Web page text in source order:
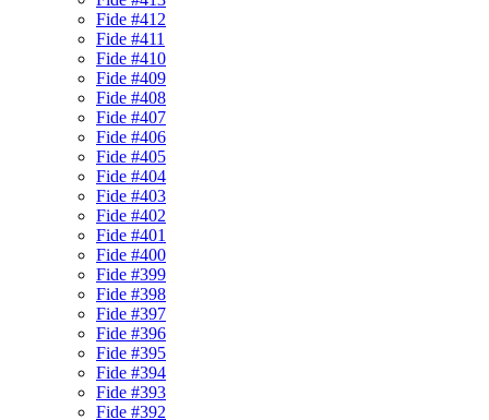
Fide #412
Fide #411
Fide #410
Fide #409
Fide #408
Fide #407
Fide #406
Fide #405
Fide #404
Fide #403
Fide #402
Fide #401
Fide #400
Fide #399
Fide #398
Fide #397
Fide #396
Fide #395
Fide #394
Fide #393
Fide #392